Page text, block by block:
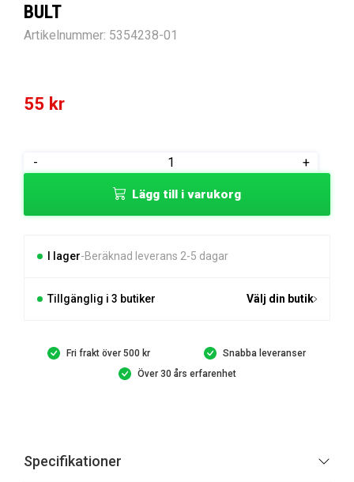
BULT
Artikelnummer: 5354238-01
55 kr
-
BULT
+
Lägg till i varukorg
I lager Beräknad leverans 2-5 dagar
Tillgänglig i 3 butiker Välj din butik
Fri frakt över 500 kr
Snabba leveranser
Över 30 års erfarenhet
Specifikationer